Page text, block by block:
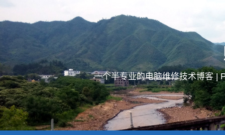
一个半专业的电脑维修技术博客 |